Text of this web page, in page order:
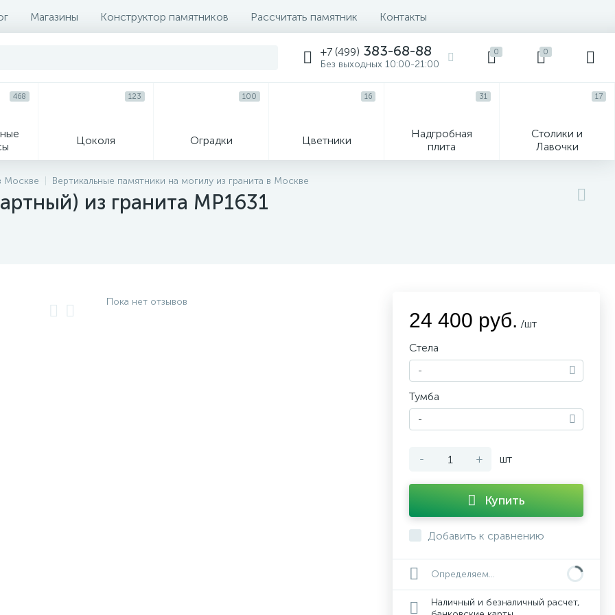
Магазины Конструктор памятников Рассчитать памятник Контакты
+7 (499) 383-68-88
Без выходных 10:00-21:00
0 0
468
Цоколя
123
Оградки
100
Цветники
16
Надгробная
плита
31
Столики и
Лавочки
17
кресты
Москве Вертикальные памятники на могилу из гранита в Москве
из гранита MP1631
Пока нет отзывов
24 400 руб. /шт
Стела
-
Тумба
-
- + шт
Купить
Добавить к сравнению
Определяем...
Наличный и безналичный расчет,